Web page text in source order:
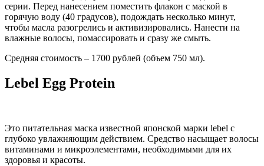
серии. Перед нанесением поместить флакон с маской в
горячую воду (40 градусов), подождать несколько минут,
чтобы масла разогрелись и активизировались. Нанести на
влажные волосы, помассировать и сразу же смыть.
Средняя стоимость – 1700 рублей (объем 750 мл).
Lebel Egg Protein
Это питательная маска известной японской марки lebel с
глубоко увлажняющим действием. Средство насыщает волосы
витаминами и микроэлементами, необходимыми для их
здоровья и красоты.